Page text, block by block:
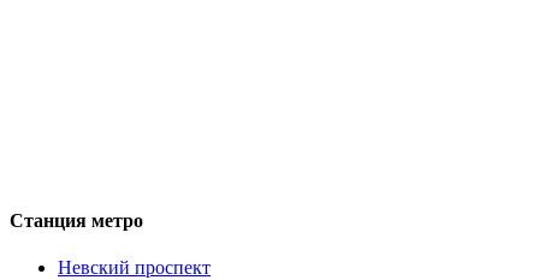
Станция метро
Невский проспект